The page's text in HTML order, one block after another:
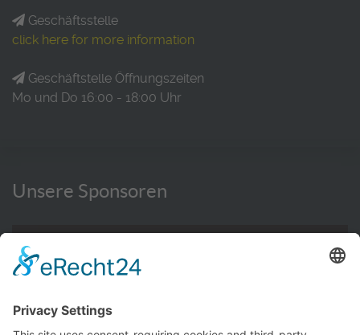
Geschäftsstelle
click here for more information
Geschäftstelle Öffnungszeiten
Mo und Do 16:00 - 18:00 Uhr
Unsere Sponsoren